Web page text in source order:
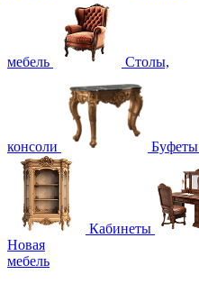
мебель Столы,
консоли Буфеты
Кабинеты
Новая
мебель